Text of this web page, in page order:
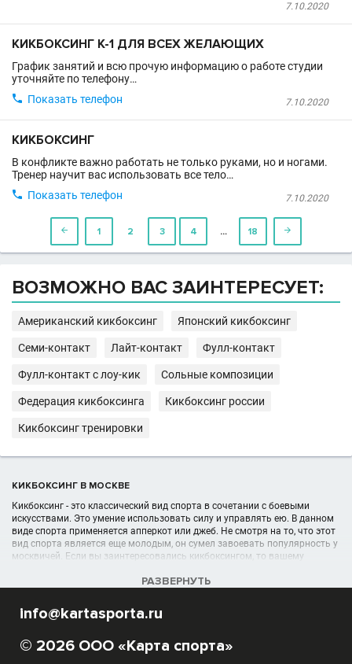
7.10.2020
КИКБОКСИНГ К-1 ДЛЯ ВСЕХ ЖЕЛАЮЩИХ
График занятий и всю прочую информацию о работе студии
уточняйте по телефону…
7.10.2020
 Показать телефон
КИКБОКСИНГ
В конфликте важно работать не только руками, но и ногами.
Тренер научит вас использовать все тело…
7.10.2020
 Показать телефон
 1 2 3 4 … 18 
ВОЗМОЖНО ВАС ЗАИНТЕРЕСУЕТ:
Американский кикбоксинг Японский кикбоксинг
Семи-контакт Лайт-контакт Фулл-контакт
Фулл-контакт с лоу-кик Сольные композиции
Федерация кикбоксинга Кикбоксинг россии
Кикбоксинг тренировки
КИКБОКСИНГ В МОСКВЕ
Кикбоксинг - это классический вид спорта в сочетании с боевыми
искусствами. Это умение использовать силу и управлять ею. В данном
виде спорта применяется апперкот или джеб. Не смотря на то, что этот
вид спорта является еще молодым, он сумел завоевать популярность у
москвичей. Если вы заинтересовались кикбоксингом, то вашему
Список кикбоксерских организаций, секций, спортшкол, клубов
отображён в полном объёме в данном каталоге спортивных
организаций в Москве
РАЗВЕРНУТЬ
info@kartasporta.ru
© 2026 ООО «Карта спорта»